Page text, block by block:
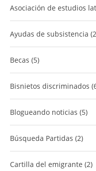
Asociación de estudios
Ayudas de subsistencia
Becas (5)
bisnietos discriminados
Blogueando noticias (5)
Búsqueda Partidas (2)
cartilla del emigrante (2)